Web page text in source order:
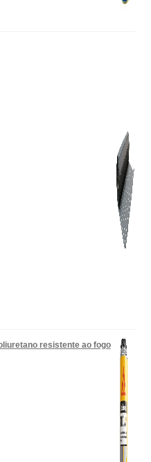
resistente ao fogo